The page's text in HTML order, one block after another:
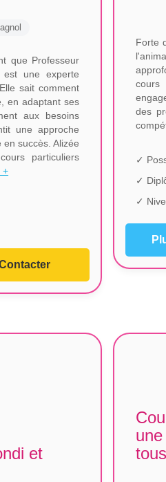
que Professeur
est une experte
sait comment
en adaptant ses
aux besoins
une approche
succès. Alizée
particuliers
+
Forte
des
✓
✓
✓
et